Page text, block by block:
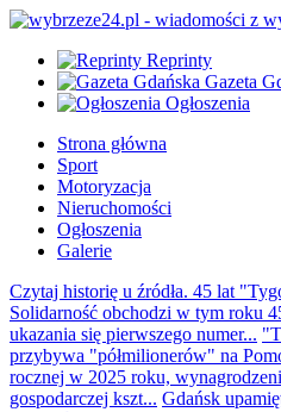
Reprinty
Gazeta
Ogłoszenia
Strona główna
Sport
Motoryzacja
Nieruchomości
Ogłoszenia
Galerie
Czytaj historię u źródła. 45 lat
Solidarność obchodzi w tym roku
ukazania się pierwszego numer...
przybywa "półmilionerów" na
rocznej w 2025 roku,
gospodarczej kszt... Gdańsk